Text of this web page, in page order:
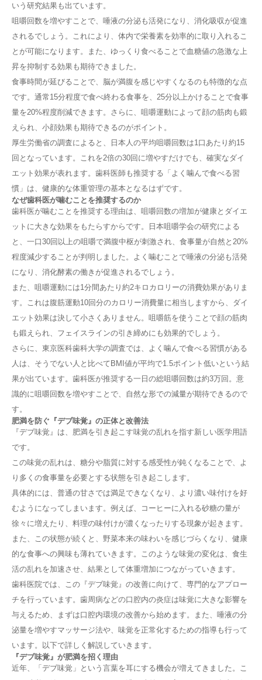
いう研究結果も出ています。
咀嚼回数を増やすことで、唾液の分泌も活発になり、消化吸収が促進
されるでしょう。これにより、体内で栄養素を効率的に取り入れるこ
とが可能になります。また、ゆっくり食べることで血糖値の急激な上
昇を抑制する効果も期待できました。
食事時間が延びることで、脳が満腹を感じやすくなるのも特徴的な点
です。通常15分程度で食べ終わる食事を、25分以上かけることで食事
量を20%程度削減できます。さらに、咀嚼運動によって顔の筋肉も鍛
えられ、小顔効果も期待できるのがポイント。
厚生労働省の調査によると、日本人の平均咀嚼回数は1口あたり約15
回となっています。これを2倍の30回に増やすだけでも、確実なダイ
エット効果が表れます。歯科医師も推奨する「よく噛んで食べる習
慣」は、健康的な体重管理の基本となるはずです。
なぜ歯科医が噛むことを推奨するのか
歯科医が噛むことを推奨する理由は、咀嚼回数の増加が健康とダイエ
ットに大きな効果をもたらすからです。日本咀嚼学会の研究による
と、一口30回以上の咀嚼で満腹中枢が刺激され、食事量が自然と20%
程度減少することが判明しました。よく噛むことで唾液の分泌も活発
になり、消化酵素の働きが促進されるでしょう。
また、咀嚼運動には1分間あたり約2キロカロリーの消費効果がありま
す。これは腹筋運動10回分のカロリー消費量に相当しますから、ダイ
エット効果は決して小さくありません。咀嚼筋を使うことで顔の筋肉
も鍛えられ、フェイスラインの引き締めにも効果的でしょう。
さらに、東京医科歯科大学の調査では、よく噛んで食べる習慣がある
人は、そうでない人と比べてBMI値が平均で1.5ポイント低いという結
果が出ています。歯科医が推奨する一日の総咀嚼回数は約3万回。意
識的に咀嚼回数を増やすことで、自然な形での減量が期待できるので
す。
肥満を防ぐ『デブ味覚』の正体と改善法
『デブ味覚』は、肥満を引き起こす味覚の乱れを指す新しい医学用語
です。
この味覚の乱れは、糖分や脂質に対する感受性が鈍くなることで、よ
り多くの食事量を必要とする状態を引き起こします。
具体的には、普通の甘さでは満足できなくなり、より濃い味付けを好
むようになってしまいます。例えば、コーヒーに入れる砂糖の量が
徐々に増えたり、料理の味付けが濃くなったりする現象が起きます。
また、この状態が続くと、野菜本来の味わいを感じづらくなり、健康
的な食事への興味も薄れていきます。このような味覚の変化は、食生
活の乱れを加速させ、結果として体重増加につながっていきます。
歯科医院では、この『デブ味覚』の改善に向けて、専門的なアプロー
チを行っています。歯周病などの口腔内の炎症は味覚に大きな影響を
与えるため、まずは口腔内環境の改善から始めます。また、唾液の分
泌量を増やすマッサージ法や、味覚を正常化するための指導も行って
います。以下で詳しく解説していきます。
『デブ味覚』が肥満を招く理由
近年、「デブ味覚」という言葉を耳にする機会が増えてきました。こ